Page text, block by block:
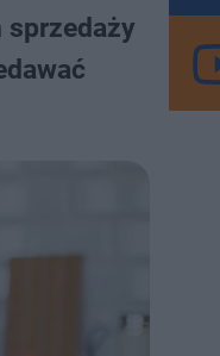
sprzedaży